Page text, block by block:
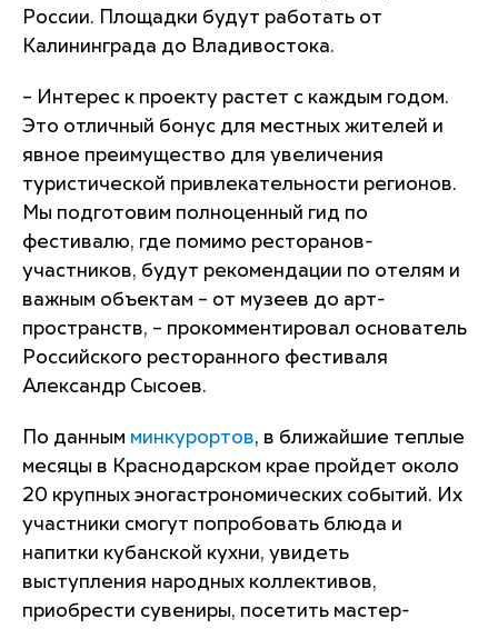
России. Площадки будут работать от
Калининграда до Владивостока.
– Интерес к проекту растет с каждым годом.
Это отличный бонус для местных жителей и
явное преимущество для увеличения
туристической привлекательности регионов.
Мы подготовим полноценный гид по
фестивалю, где помимо ресторанов-
участников, будут рекомендации по отелям и
важным объектам – от музеев до арт-
пространств, – прокомментировал основатель
Российского ресторанного фестиваля
Александр Сысоев.
По данным минкурортов, в ближайшие теплые
месяцы в Краснодарском крае пройдет около
20 крупных эногастрономических событий. Их
участники смогут попробовать блюда и
напитки кубанской кухни, увидеть
выступления народных коллективов,
приобрести сувениры, посетить мастер-